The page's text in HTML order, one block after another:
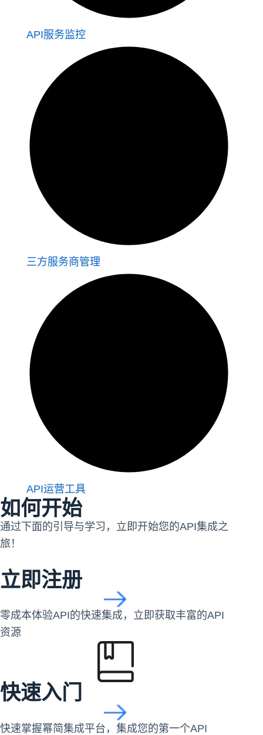
API服务监控
三方服务商管理
API运营工具
如何开始
通过下面的引导与学习，立即开始您的API集成之
旅！
立即注册
零成本体验API的快速集成，立即获取丰富的API
资源
快速入门
快速掌握幂简集成平台，集成您的第一个API